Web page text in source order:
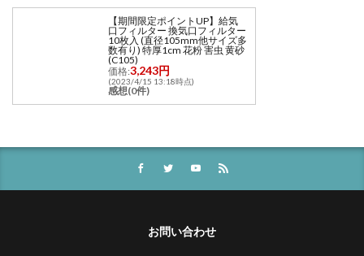
【期間限定ポイントUP】給気
口フィルター 換気口フィルター
10枚入 (直径105mm他サイズ多
数有り) 特厚1cm 花粉 害虫 黄砂
(C105)
価格:3,243円
(2023/4/15 13:18時点)
感想(0件)
お問い合わせ